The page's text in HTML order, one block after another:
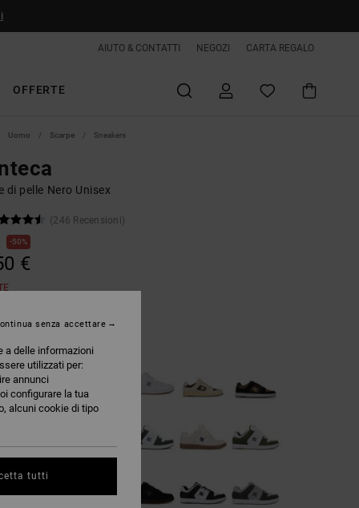
AIUTO & CONTATTI NEGOZI CARTA REGALO
OFFERTE
Uomo Scarpe Sneakers
di pelle Nero Unisex
(246 Recensioni)
50%
€
a delle informazioni
utilizzati per:
annunci
configurare la tua
alcuni cookie di tipo
senza accettare
tutti